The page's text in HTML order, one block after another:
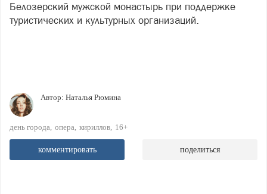
Белозерский мужской монастырь при поддержке
туристических и культурных организаций.
Автор: Наталья Рюмина
день города опера кириллов 16+
комментировать поделиться